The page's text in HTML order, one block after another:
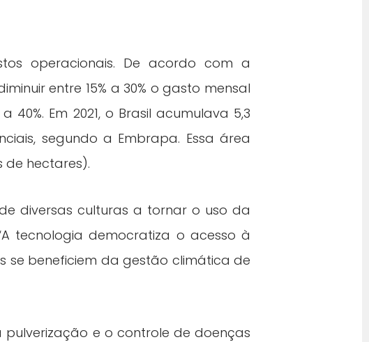
operacionais. De acordo com a
entre 15% a 30% o gasto mensal
Em 2021, o Brasil acumulava 5,3
segundo a Embrapa. Essa área
de hectares).
diversas culturas a tornar o uso da
tecnologia democratiza o acesso à
beneficiem da gestão climática de
e o controle de doenças